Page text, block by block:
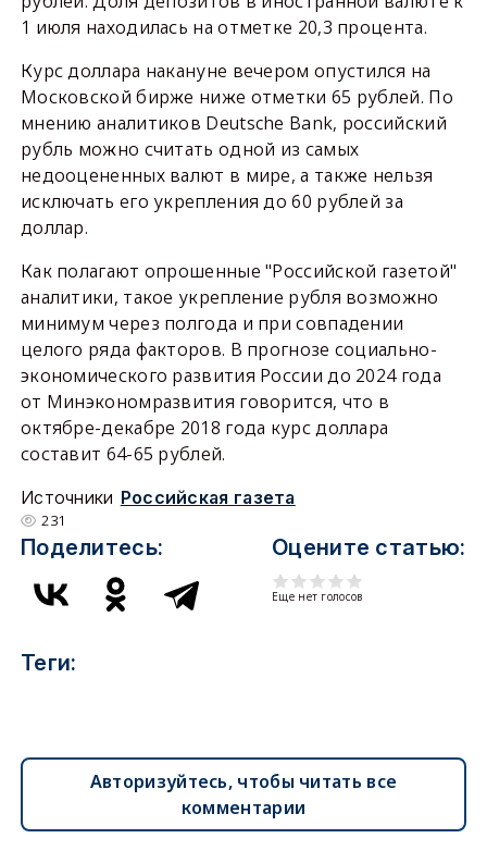
1 июля находилась на отметке 20,3 процента.
Курс доллара накануне вечером опустился на
Московской бирже ниже отметки 65 рублей. По
мнению аналитиков Deutsche Bank, российский
рубль можно считать одной из самых
недооцененных валют в мире, а также нельзя
исключать его укрепления до 60 рублей за
доллар.
Как полагают опрошенные "Российской газетой"
аналитики, такое укрепление рубля возможно
минимум через полгода и при совпадении
целого ряда факторов. В прогнозе социально-
экономического развития России до 2024 года
от Минэкономразвития говорится, что в
октябре-декабре 2018 года курс доллара
составит 64-65 рублей.
Источники Российская газета
231
Поделитесь: Оцените статью:
Еще нет голосов
Теги:
Авторизуйтесь, чтобы читать все
комментарии